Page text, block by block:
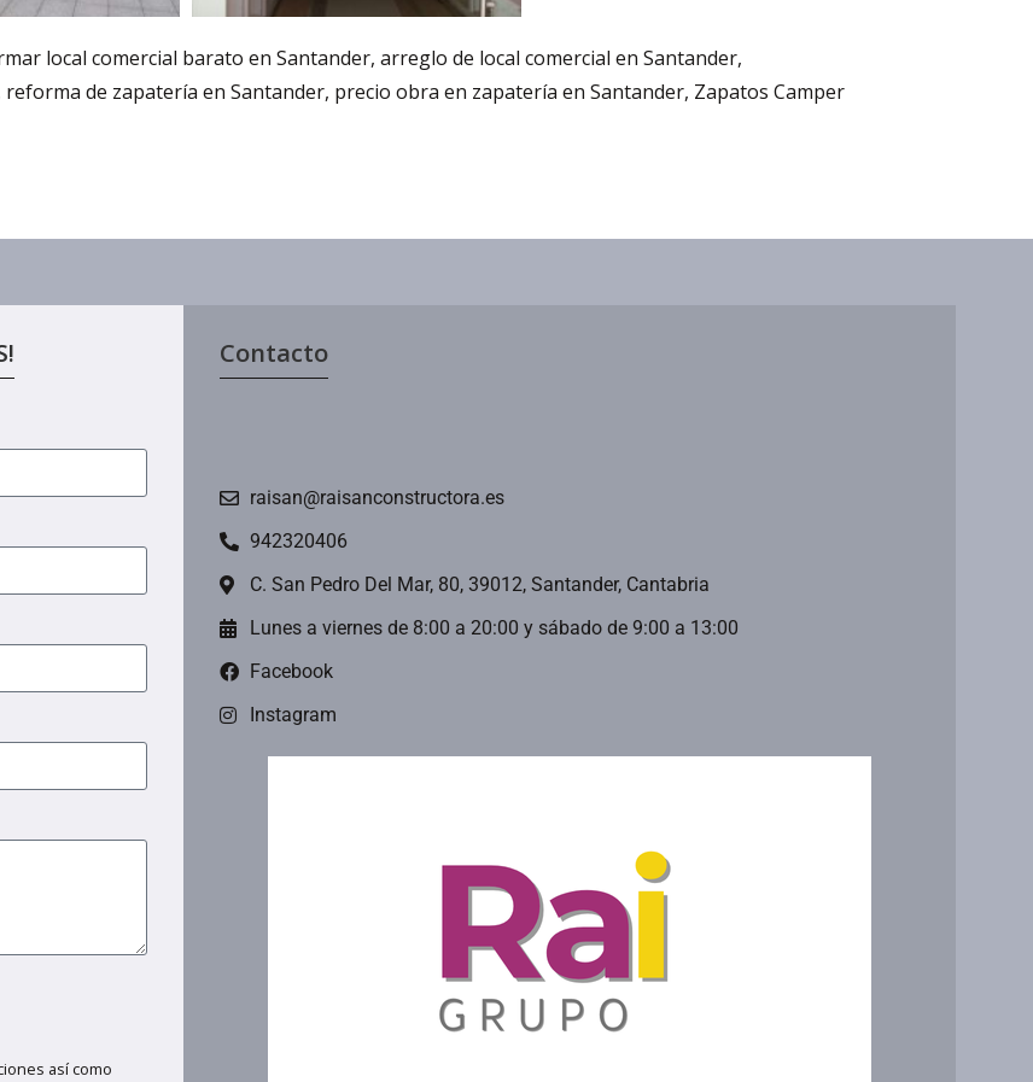
local comercial barato en Santander, arreglo de local comercial en Santander,
de zapatería en Santander, precio obra en zapatería en Santander, Zapatos Camper
así como
Contacto
raisan@raisanconstructora.es
942320406
C. San Pedro Del Mar, 80, 39012, Santander, Cantabria
Lunes a viernes de 8:00 a 20:00 y sábado de 9:00 a 13:00
Facebook
Instagram